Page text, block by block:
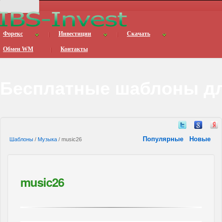
Форекс Инвестиции Скачать
Обмен WM Контакты
Шаблоны / Музыка / music26 Популярные Новые
music26